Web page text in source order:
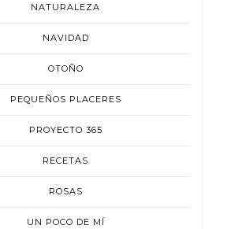
NATURALEZA
NAVIDAD
OTOÑO
PEQUEÑOS PLACERES
PROYECTO 365
RECETAS
ROSAS
UN POCO DE MÍ